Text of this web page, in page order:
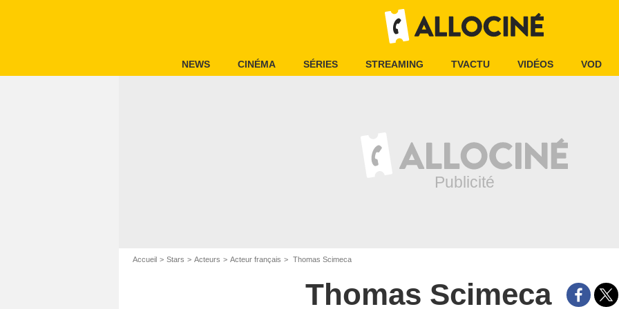
NEWS CINÉMA SÉRIES STREAMING TVACTU VIDÉOS VOD
Accueil Stars Acteurs Acteur français Thomas Scimeca
Thomas Scimeca